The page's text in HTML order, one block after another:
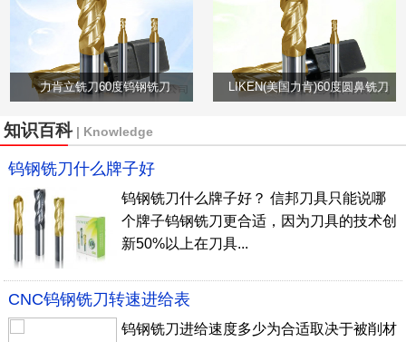
力肯立铣刀60度钨钢铣刀 LIKEN(美国力肯)60度圆鼻铣刀
知识百科| Knowledge
钨钢铣刀什么牌子好
钨钢铣刀什么牌子好？ 信邦刀具只能说哪
个牌子钨钢铣刀更合适，因为刀具的技术创
新50%以上在刀具...
CNC钨钢铣刀转速进给表
钨钢铣刀进给速度多少为合适取决于被削材